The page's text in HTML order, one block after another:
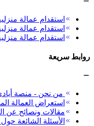
استقدام عمالة
استقدام عمالة
استقدام عمالة
روابط سريعة
من نحن - منصة
استعراض العمالة
مقالات ونصائح عن
الأسئلة الشائعة